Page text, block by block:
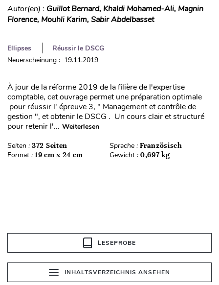
Autor(en) : Guillot Bernard, Khaldi Mohamed-Ali, Magnin
Florence, Mouhli Karim, Sabir Abdelbasset
Ellipses
Réussir le DSCG
Neuerscheinung : 19.11.2019
À jour de la réforme 2019 de la filière de l'expertise
comptable, cet ouvrage permet une préparation optimale
pour réussir l' épreuve 3, " Management et contrôle de
gestion ", et obtenir le DSCG . Un cours clair et structuré
pour retenir l'... Weiterlesen
Seiten : 372 Seiten Sprache : Französisch
Format : 19 cm x 24 cm Gewicht : 0,697 kg
LESEPROBE
INHALTSVERZEICHNIS ANSEHEN